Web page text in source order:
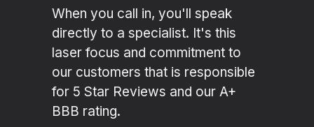
When you call in, you'll speak
directly to a specialist. It's this
laser focus and commitment to
our customers that is responsible
for 5 Star Reviews and our A+
BBB rating.